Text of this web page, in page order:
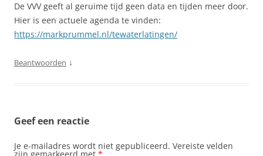
De VVV geeft al geruime tijd geen data en tijden meer door.
Hier is een actuele agenda te vinden:
https://markprummel.nl/tewaterlatingen/
Beantwoorden ↓
Geef een reactie
Je e-mailadres wordt niet gepubliceerd. Vereiste velden